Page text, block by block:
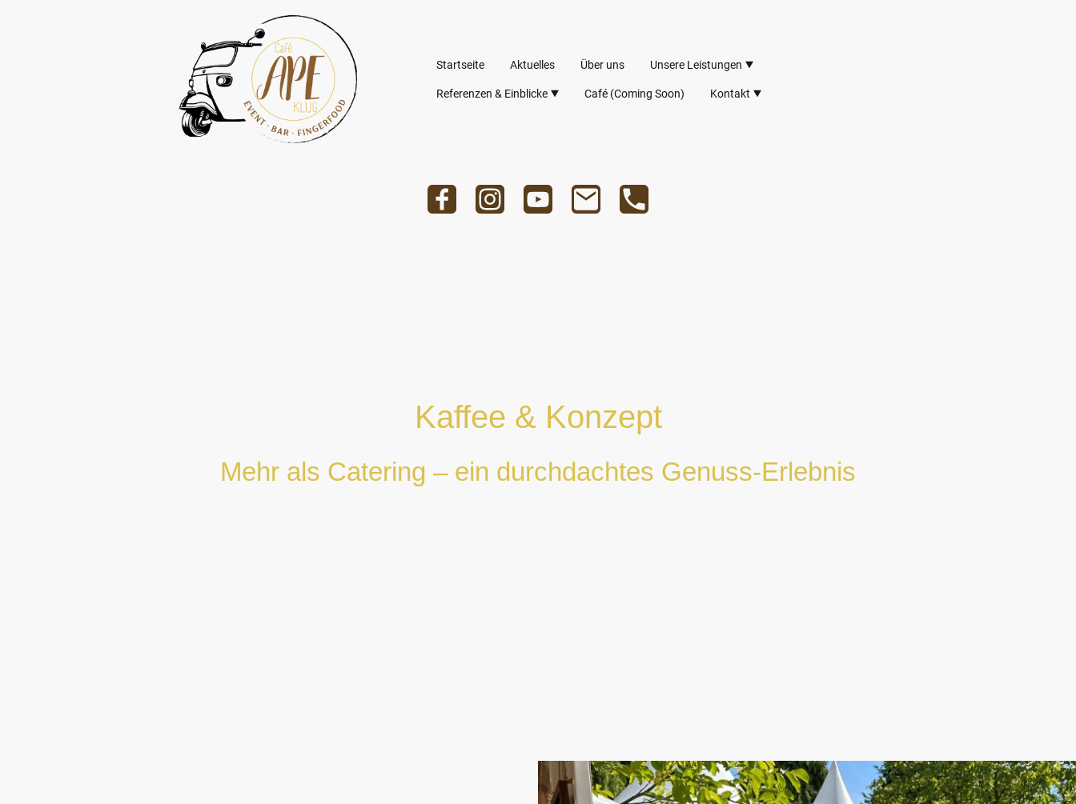
Startseite Aktuelles Über uns Unsere Leistungen
Referenzen & Einblicke Café (Coming Soon) Kontakt
Kaffee & Konzept
Mehr als Catering – ein durchdachtes Genuss-Erlebnis